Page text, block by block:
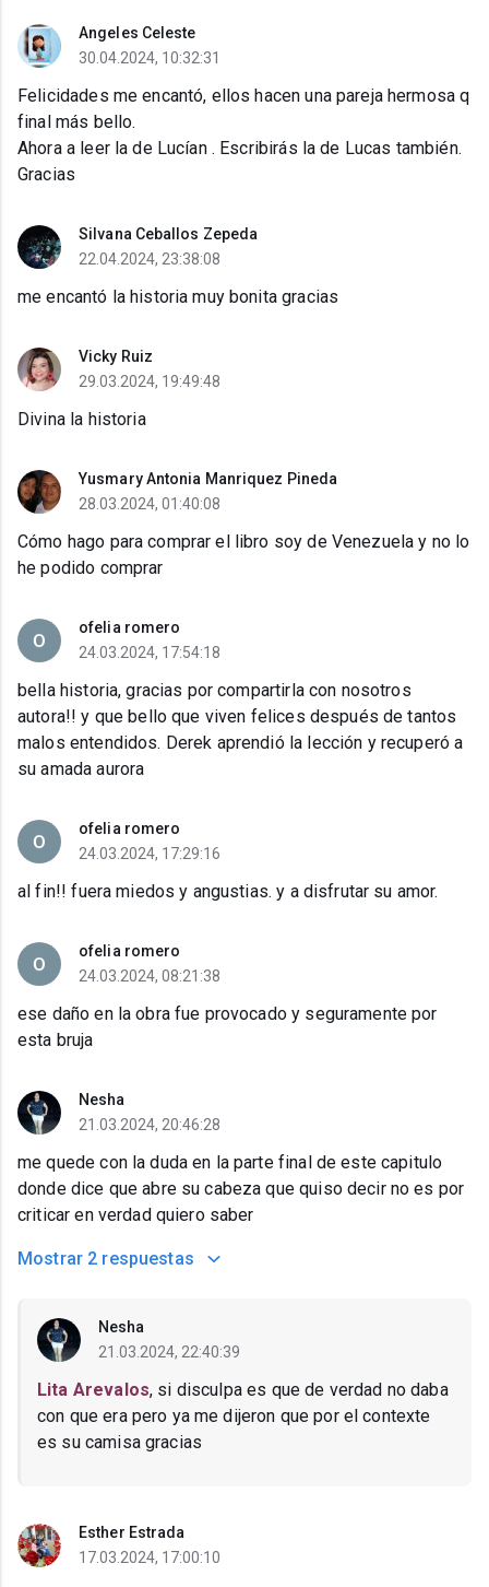
Angeles Celeste
30.04.2024, 10:32:31
Felicidades me encantó, ellos hacen una pareja hermosa q
final más bello.
Ahora a leer la de Lucían . Escribirás la de Lucas también.
Gracias
Silvana Ceballos Zepeda
22.04.2024, 23:38:08
me encantó la historia muy bonita gracias
Vicky Ruiz
29.03.2024, 19:49:48
Divina la historia
Yusmary Antonia Manriquez Pineda
28.03.2024, 01:40:08
Cómo hago para comprar el libro soy de Venezuela y no lo
he podido comprar
ofelia romero
24.03.2024, 17:54:18
bella historia, gracias por compartirla con nosotros
autora!! y que bello que viven felices después de tantos
malos entendidos. Derek aprendió la lección y recuperó a
su amada aurora
ofelia romero
24.03.2024, 17:29:16
al fin!! fuera miedos y angustias. y a disfrutar su amor.
ofelia romero
24.03.2024, 08:21:38
ese daño en la obra fue provocado y seguramente por
esta bruja
Nesha
21.03.2024, 20:46:28
me quede con la duda en la parte final de este capitulo
donde dice que abre su cabeza que quiso decir no es por
criticar en verdad quiero saber
Mostrar 2 respuestas
Nesha
21.03.2024, 22:40:39
Lita Arevalos, si disculpa es que de verdad no daba
con que era pero ya me dijeron que por el contexte
es su camisa gracias
Esther Estrada
17.03.2024, 17:00:10